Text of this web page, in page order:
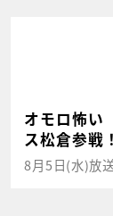
オモロ怖い
ス松倉参戦！
8月5日(水)放